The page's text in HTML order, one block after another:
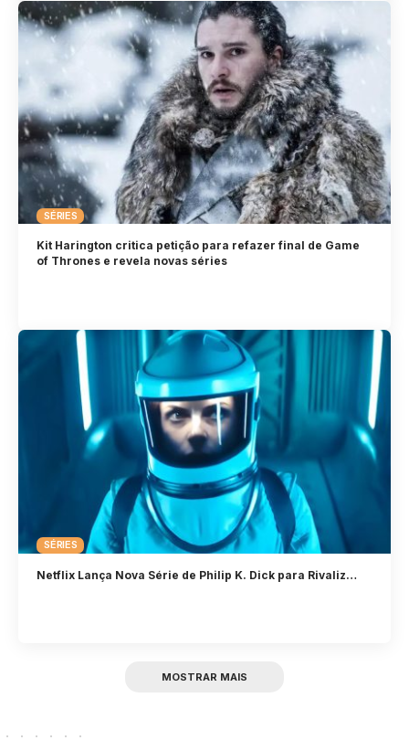
SÉRIES
Kit Harington critica petição para refazer final de Game
of Thrones e revela novas séries
SÉRIES
Netflix Lança Nova Série de Philip K. Dick para Rivaliz…
MOSTRAR MAIS